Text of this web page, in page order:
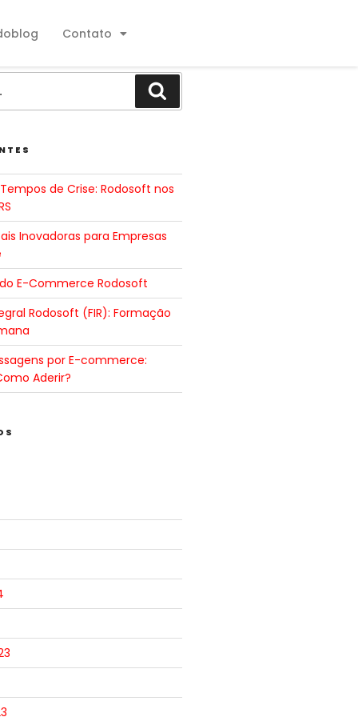
Contato
de Crise: Rodosoft nos
Inovadoras para Empresas
E-Commerce Rodosoft
Rodosoft (FIR): Formação
por E-commerce:
Aderir?